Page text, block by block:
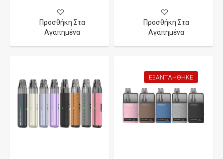
Προσθήκη Στα
Αγαπημένα
Προσθήκη Στα
Αγαπημένα
ΕΞΑΝΤΛΉΘΗΚΕ